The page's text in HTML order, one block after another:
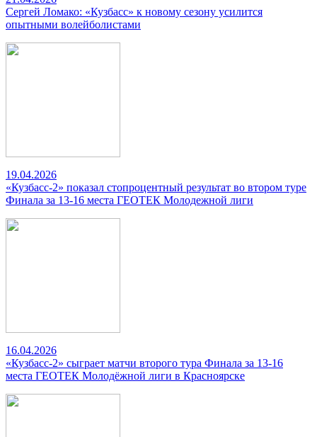
Сергей Ломако: «Кузбасс» к новому сезону усилится
опытными волейболистами
19.04.2026
«Кузбасс-2» показал стопроцентный результат во втором туре
Финала за 13-16 места ГЕОТЕК Молодежной лиги
16.04.2026
«Кузбасс-2» сыграет матчи второго тура Финала за 13-16
места ГЕОТЕК Молодёжной лиги в Красноярске